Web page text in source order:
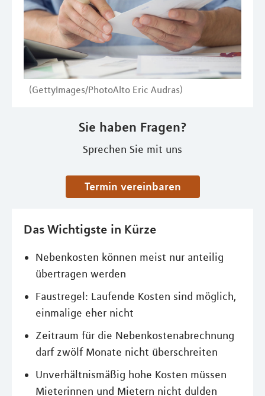
(GettyImages/PhotoAlto Eric Audras)
Sie haben Fragen?
Sprechen Sie mit uns
Termin vereinbaren
Das Wichtigste in Kürze
Nebenkosten können meist nur anteilig
übertragen werden
Faustregel: Laufende Kosten sind möglich,
einmalige eher nicht
Zeitraum für die Nebenkostenabrechnung
darf zwölf Monate nicht überschreiten
Unverhältnismäßig hohe Kosten müssen
Mieterinnen und Mietern nicht dulden